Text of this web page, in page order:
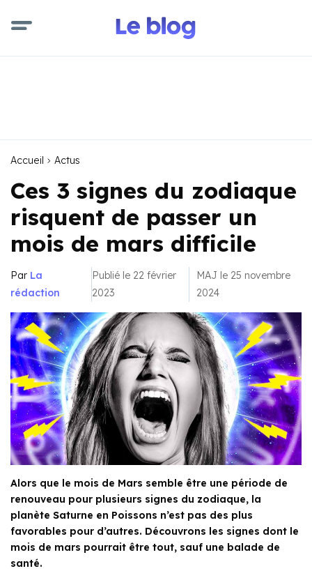
Accueil Actus
Ces 3 signes du zodiaque
risquent de passer un
mois de mars difficile
Par La
rédaction
Publié le 22 février
2023
MAJ le 25 novembre
2024
Alors que le mois de Mars semble être une période de
renouveau pour plusieurs signes du zodiaque, la
planète Saturne en Poissons n’est pas des plus
favorables pour d’autres. Découvrons les signes dont le
mois de mars pourrait être tout, sauf une balade de
santé.